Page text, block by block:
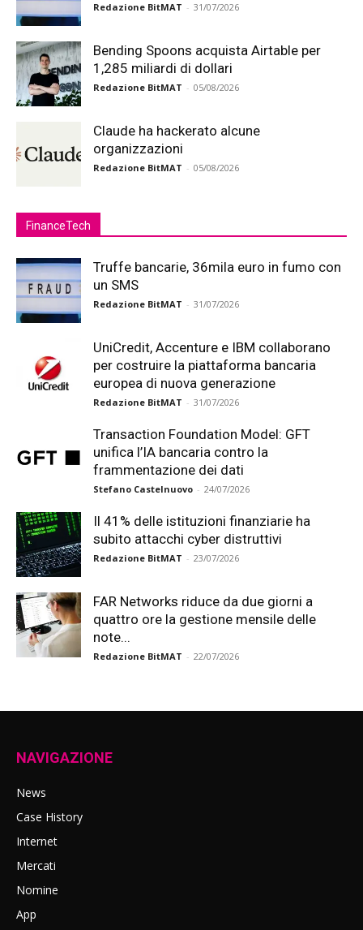
Redazione BitMAT - 31/07/2026
Bending Spoons acquista Airtable per
1,285 miliardi di dollari
Redazione BitMAT - 05/08/2026
Claude ha hackerato alcune
organizzazioni
Redazione BitMAT - 05/08/2026
FinanceTech
Truffe bancarie, 36mila euro in fumo con
un SMS
Redazione BitMAT - 31/07/2026
UniCredit, Accenture e IBM collaborano
per costruire la piattaforma bancaria
europea di nuova generazione
Redazione BitMAT - 31/07/2026
Transaction Foundation Model: GFT
unifica l’IA bancaria contro la
frammentazione dei dati
Stefano Castelnuovo - 24/07/2026
Il 41% delle istituzioni finanziarie ha
subito attacchi cyber distruttivi
Redazione BitMAT - 23/07/2026
FAR Networks riduce da due giorni a
quattro ore la gestione mensile delle
note...
Redazione BitMAT - 22/07/2026
NAVIGAZIONE
News
Case History
Internet
Mercati
Nomine
App